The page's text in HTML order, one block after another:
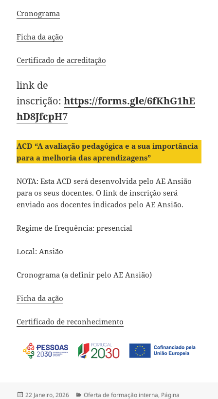
Cronograma
Ficha da ação
Certificado de acreditação
link de
inscrição:https://forms.gle/6fKhG1hE
hD8JfcpH7
ACD “A avaliação pedagógica e a sua importância
para a melhoria das aprendizagens”
NOTA: Esta ACD será desenvolvida pelo AE Ansião
para os seus docentes. O link de inscrição será
enviado aos docentes indicados pelo AE Ansião.
Regime de frequência: presencial
Local: Ansião
Cronograma (a definir pelo AE Ansião)
Ficha da ação
Certificado de reconhecimento
Publicado
22 Janeiro, 2026 Categorias
Oferta de formação interna, Página